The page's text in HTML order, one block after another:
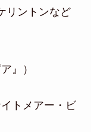
リントンなど
』）
トメアー・ビ